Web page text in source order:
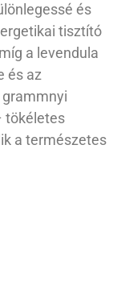
és
tisztító
a levendula
és az
tökéletes
a természetes